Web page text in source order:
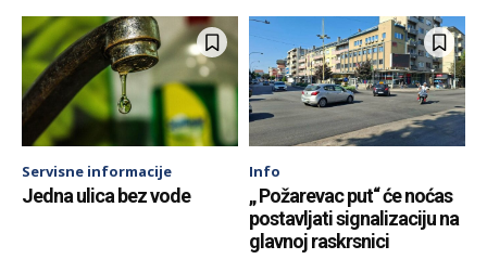
Servisne informacije
Jedna ulica bez vode
Info
„ Požarevac put“ će noćas
postavljati signalizaciju na
glavnoj raskrsnici